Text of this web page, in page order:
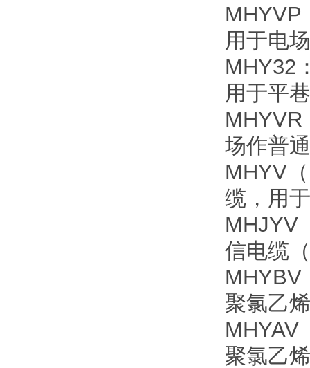
MHYVP
用于电
MHY32
用于平
MHYVR
场作普
MHYV
缆，用
MHJYV
信电缆
MHYBV
聚氯乙
MHYAV
聚氯乙